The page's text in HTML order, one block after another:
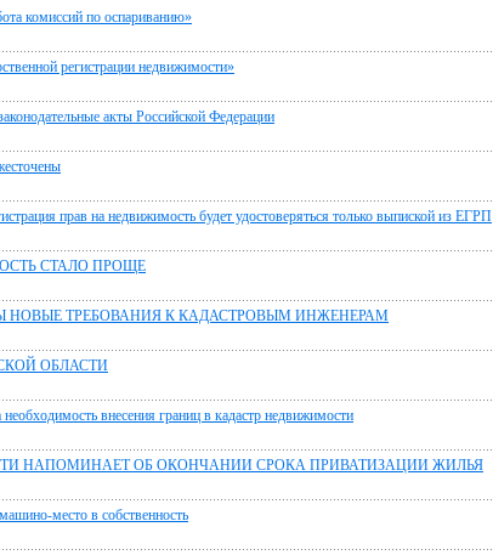
комиссий по оспариванию»
регистрации недвижимости»
акты Российской Федерации
прав на недвижимость будет удостоверяться только выпиской из ЕГРП
СТАЛО ПРОЩЕ
НОВЫЕ ТРЕБОВАНИЯ К КАДАСТРОВЫМ ИНЖЕНЕРАМ
ОБЛАСТИ
внесения границ в кадастр недвижимости
НАПОМИНАЕТ ОБ ОКОНЧАНИИ СРОКА ПРИВАТИЗАЦИИ ЖИЛЬЯ
место в собственность